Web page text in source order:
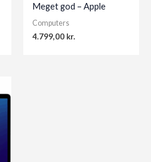
Meget god – Apple
Computers
4.799,00 kr.